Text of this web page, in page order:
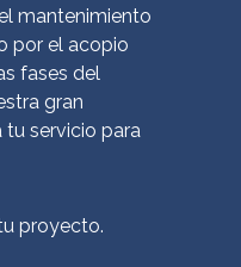
mantenimiento
por el acopio
fases del
gran
tu servicio para
proyecto.